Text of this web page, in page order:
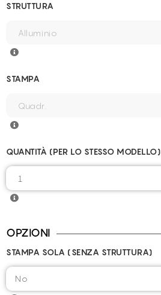
STRUTTURA
STAMPA
QUANTITÀ (PER LO STESSO MODELLO)
OPZIONI
STAMPA SOLA (SENZA STRUTTURA)